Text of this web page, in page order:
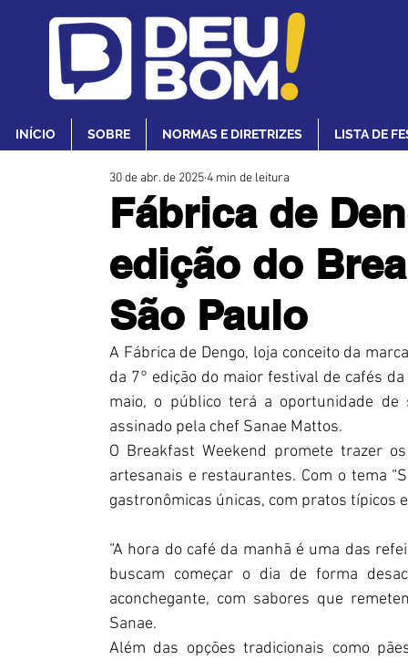
INÍCIO SOBRE NORMAS E DIRETRIZES LISTA DE
Fábrica de
edição do
São Paulo
30 de abr. de 20254 min de leitura
A Fábrica de Dengo, loja conceito da
da 7° edição do maior festival de cafés
maio, o público terá a oportunidade
assinado pela chef Sanae Mattos.
O Breakfast Weekend promete trazer
artesanais e restaurantes. Com o tema
gastronômicas únicas, com pratos típicos
“A hora do café da manhã é uma das
buscam começar o dia de forma
aconchegante, com sabores que
Sanae.
Além das opções tradicionais como